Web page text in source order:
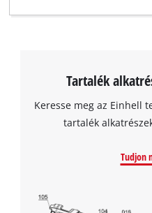
A Google
Tartalék
Keresse meg az Einhell
tartalék
Tudjon